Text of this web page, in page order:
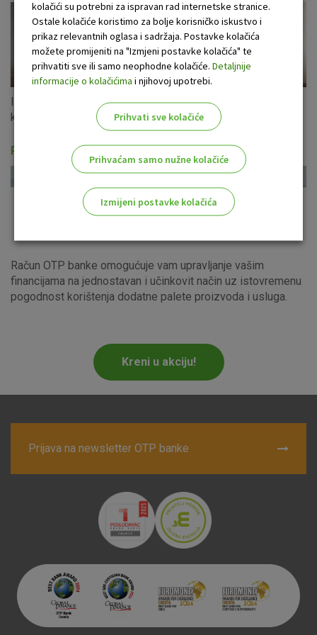
Iskoristite ponudu gotovinskih kredita u eurima s fiksnom
kamatnom stopom za cijeli period otplate!
Računi i usluge
Račun OTP banke omogućuje vam upravljanje vašim
financijama na jednostavan i učinkovit način uz istovremenu
pogodnost korištenja dodatne palete proizvoda i usluga.
Kreni u akciju!
Prijava na newsletter OTP banke
kolačići su potrebni za ispravan rad internetske stranice.
Ostale kolačiće koristimo za bolje korisničko iskustvo i
prikaz relevantnih oglasa i sadržaja. Postavke kolačića
možete promijeniti na "Izmjeni postavke kolačića" te
prihvatiti sve ili samo neophodne kolačiće. Detaljnije
informacije o kolačićima i njihovoj upotrebi.
Prihvati sve kolačiće
Prihvaćam samo nužne kolačiće
Izmijeni postavke kolačića
Analitički kolačići
Marketinški kolačići
Nužni (tehnički) kolačići - uvijek aktivni
ne mogu se isključiti u našim sustavima. Uobičajeno se
postavljaju kao odgovor na vaše radnje koje uključuju zahtjev
za uslugama, kao što su postavke kolačića. Svoj preglednik
možete postaviti da blokira te kolačiće ili pošalje upozorenje
kolačići ne pohranjuju nikakve informacije koje bi vas mogle
identificirati.
Detaljnije informacije o kolačićima